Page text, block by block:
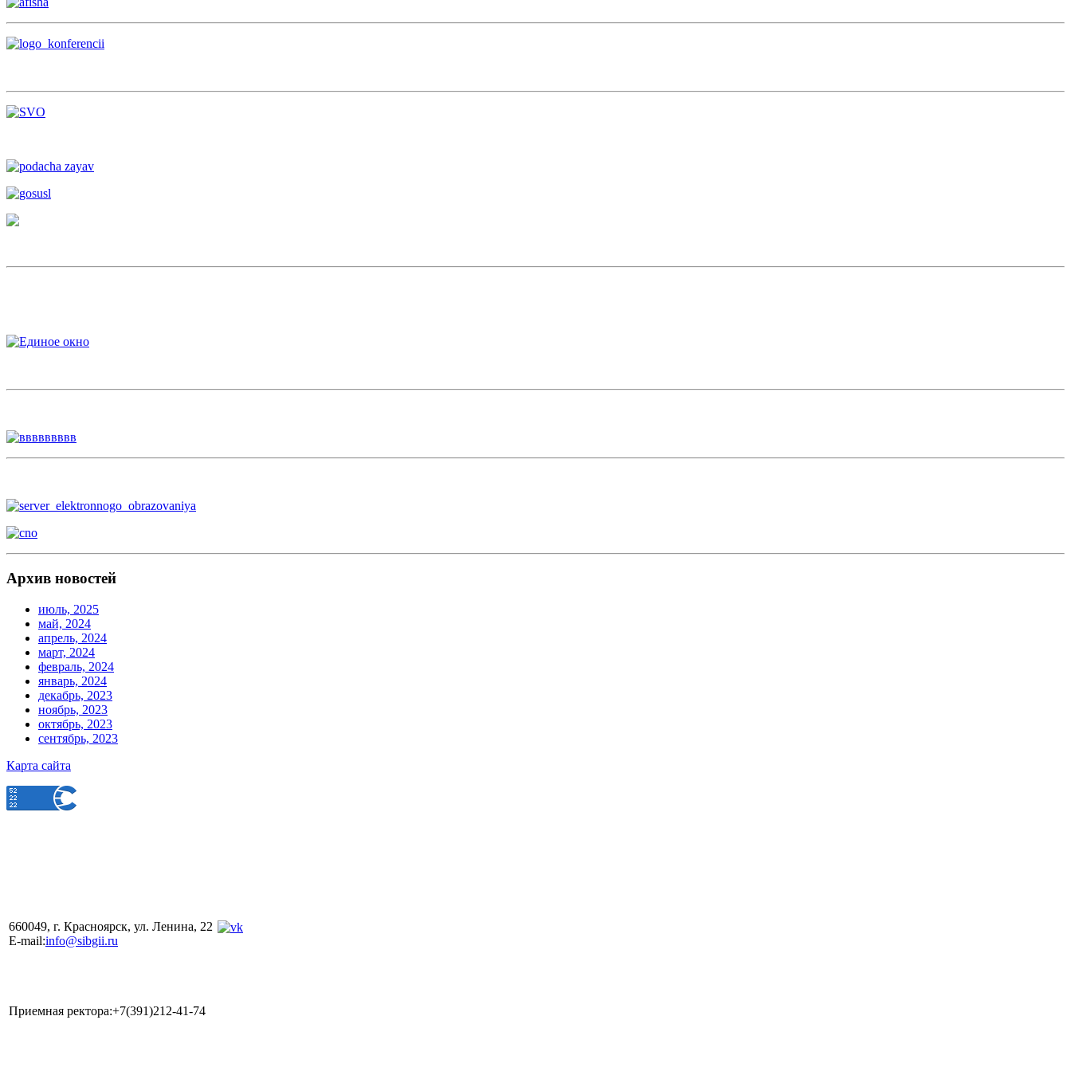
Архив новостей
июль, 2025
май, 2024
апрель, 2024
март, 2024
февраль, 2024
январь, 2024
декабрь, 2023
ноябрь, 2023
октябрь, 2023
сентябрь, 2023
Карта сайта
660049, г. Красноярск, ул. Ленина, 22
E-mail:info@sibgii.ru
Приемная ректора:+7(391)212-41-74